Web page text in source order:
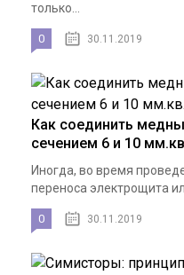
только...
0 30.11.2019
Как соединить
сечением 6 и 10
Иногда, во время
переноса электрощита
0 30.11.2019